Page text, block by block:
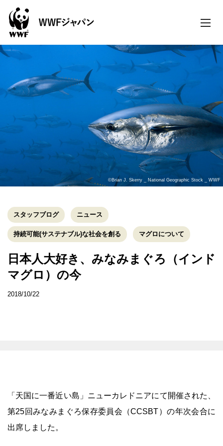
toggle
©Brian J. Skerry _ National Geographic Stock _ WWF
スタッフブログ ニュース
持続可能(サステナブル)な社会を創る マグロについて
日本人大好き、みなみまぐろ（インド
マグロ）の今
2018/10/22
「天国に一番近い島」ニューカレドニアにて開催された、
第25回みなみまぐろ保存委員会（CCSBT）の年次会合に
出席しました。